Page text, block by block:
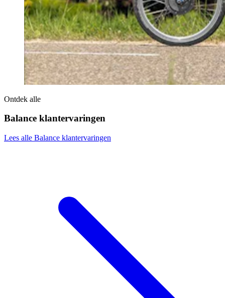
Ontdek alle
Balance klantervaringen
Lees alle Balance klantervaringen